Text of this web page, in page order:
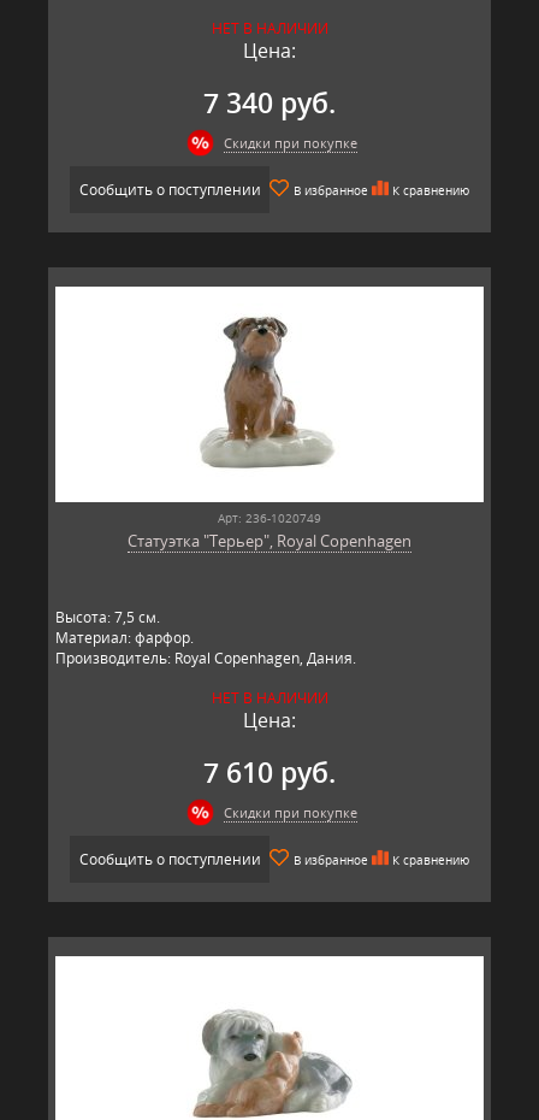
НЕТ В НАЛИЧИИ
Цена:
7 340 руб.
Скидки при покупке
Сообщить о поступлении В избранное К сравнению
Арт: 236-1020749
Статуэтка "Терьер", Royal Copenhagen
​Высота: 7,5​ см.
Материал: фарфор.
Производитель: Royal Copenhagen, Дания.
НЕТ В НАЛИЧИИ
Цена:
7 610 руб.
Скидки при покупке
Сообщить о поступлении В избранное К сравнению